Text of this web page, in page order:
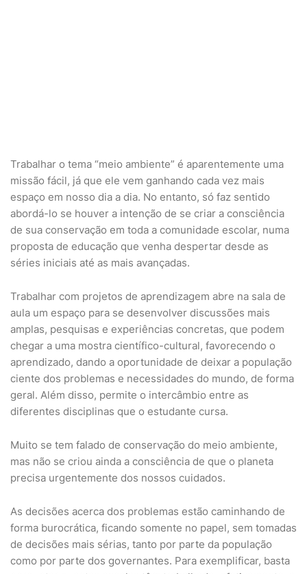
Trabalhar o tema “meio ambiente” é aparentemente uma
missão fácil, já que ele vem ganhando cada vez mais
espaço em nosso dia a dia. No entanto, só faz sentido
abordá-lo se houver a intenção de se criar a consciência
de sua conservação em toda a comunidade escolar, numa
proposta de educação que venha despertar desde as
séries iniciais até as mais avançadas.
Trabalhar com projetos de aprendizagem abre na sala de
aula um espaço para se desenvolver discussões mais
amplas, pesquisas e experiências concretas, que podem
chegar a uma mostra científico-cultural, favorecendo o
aprendizado, dando a oportunidade de deixar a população
ciente dos problemas e necessidades do mundo, de forma
geral. Além disso, permite o intercâmbio entre as
diferentes disciplinas que o estudante cursa.
Muito se tem falado de conservação do meio ambiente,
mas não se criou ainda a consciência de que o planeta
precisa urgentemente dos nossos cuidados.
As decisões acerca dos problemas estão caminhando de
forma burocrática, ficando somente no papel, sem tomadas
de decisões mais sérias, tanto por parte da população
como por parte dos governantes. Para exemplificar, basta